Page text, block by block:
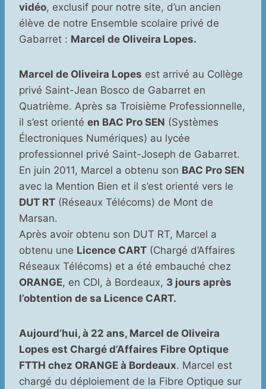
vidéo, exclusif pour notre site, d’un ancien
élève de notre Ensemble scolaire privé de
Gabarret : Marcel de Oliveira Lopes.
Marcel de Oliveira Lopes est arrivé au Collège
privé Saint-Jean Bosco de Gabarret en
Quatrième. Après sa Troisième Professionnelle,
il s’est orienté en BAC Pro SEN (Systèmes
Électroniques Numériques) au lycée
professionnel privé Saint-Joseph de Gabarret.
En juin 2011, Marcel a obtenu son BAC Pro SEN
avec la Mention Bien et il s’est orienté vers le
DUT RT (Réseaux Télécoms) de Mont de
Marsan.
Après avoir obtenu son DUT RT, Marcel a
obtenu une Licence CART (Chargé d’Affaires
Réseaux Télécoms) et a été embauché chez
ORANGE, en CDI, à Bordeaux, 3 jours après
l’obtention de sa Licence CART.
Aujourd’hui, à 22 ans, Marcel de Oliveira
Lopes est Chargé d’Affaires Fibre Optique
FTTH chez ORANGE à Bordeaux. Marcel est
chargé du déploiement de la Fibre Optique sur